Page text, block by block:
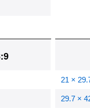
21 ×
29.7 ×